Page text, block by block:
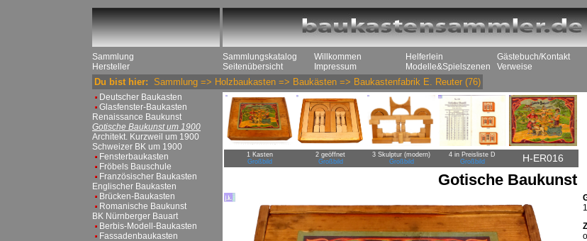
Sammlung
Hersteller
Sammlungskatalog
Seitenübersicht
Willkommen
Impressum
Helferlein
Modelle&Spielszenen
Gästebuch/Kontakt
Verweise
Du bist hier: Sammlung => Holzbaukasten => Baukästen => Baukastenfabrik E. Reuter (76)
Deutscher Baukasten
Glasfenster-Baukasten
Renaissance Baukunst
Gotische Baukunst um 1900
Architekt. Kurzweil um 1900
Schweizer BK um 1900
Fensterbaukasten
Fröbels Bauschule
Französischer Baukasten
Englischer Baukasten
Brücken-Baukasten
Romanische Baukunst
BK Nürnberger Bauart
Berbis-Modell-Baukasten
Fassadenbaukasten
1 Kasten
Großbild
2 geöffnet
Großbild
3 Skulptur (modern)
Großbild
4 in Preisliste D
Großbild
H-ER016
Gotische Baukunst